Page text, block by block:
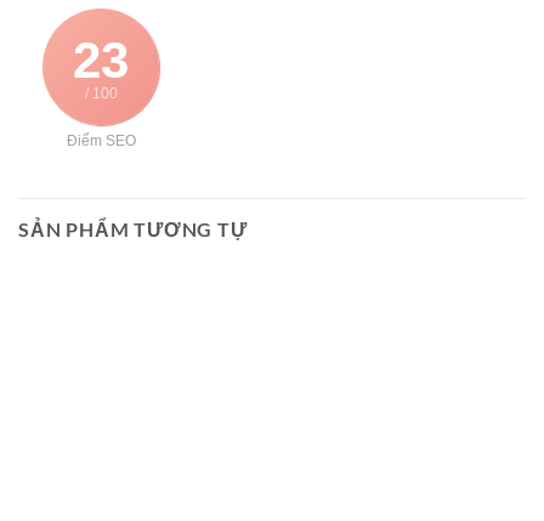
23
/ 100
Điểm SEO
SẢN PHẨM TƯƠNG TỰ